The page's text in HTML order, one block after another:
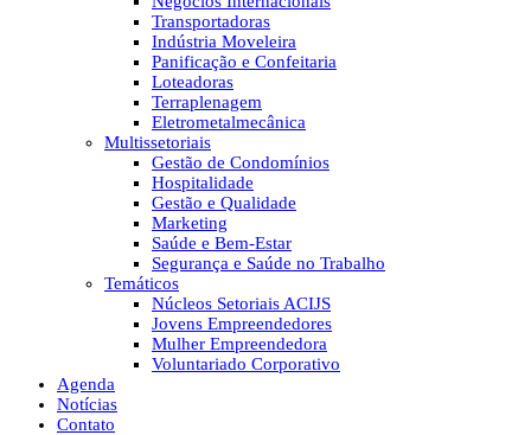
Transportadoras
Indústria Moveleira
Panificação e Confeitaria
Loteadoras
Terraplenagem
Eletrometalmecânica
Multissetoriais
Gestão de Condomínios
Hospitalidade
Gestão e Qualidade
Marketing
Saúde e Bem-Estar
Segurança e Saúde no Trabalho
Temáticos
Núcleos Setoriais ACIJS
Jovens Empreendedores
Mulher Empreendedora
Voluntariado Corporativo
Agenda
Notícias
Contato